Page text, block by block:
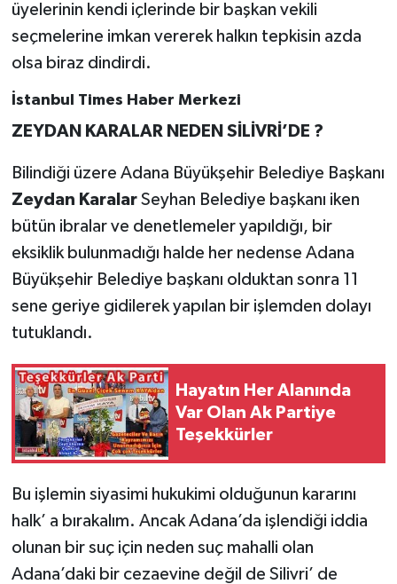
üyelerinin kendi içlerinde bir başkan vekili
seçmelerine imkan vererek halkın tepkisin azda
olsa biraz dindirdi.
İstanbul Times Haber Merkezi
ZEYDAN KARALAR NEDEN SİLİVRİ’DE ?
Bilindiği üzere Adana Büyükşehir Belediye Başkanı
Zeydan KaralarSeyhan Belediye başkanı iken
bütün ibralar ve denetlemeler yapıldığı, bir
eksiklik bulunmadığı halde her nedense Adana
Büyükşehir Belediye başkanı olduktan sonra 11
sene geriye gidilerek yapılan bir işlemden dolayı
tutuklandı.
Hayatın Her Alanında
Var Olan Ak Partiye
Teşekkürler
Bu işlemin siyasimi hukukimi olduğunun kararını
halk’ a bırakalım. Ancak Adana’da işlendiği iddia
olunan bir suç için neden suç mahalli olan
Adana’daki bir cezaevine değil de Silivri’ de